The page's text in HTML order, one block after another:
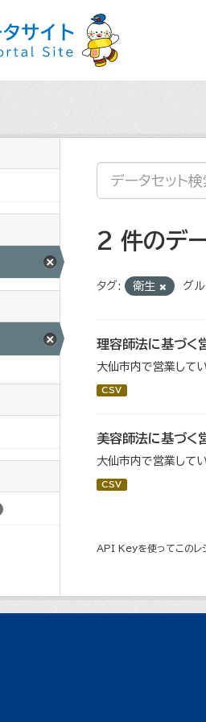
2 件のデ
タグ: 衛生 グ
理容師法に基づく
大仙市内で営業して
CSV
美容師法に基づく
大仙市内で営業して
CSV
API Keyを使ってこのレ